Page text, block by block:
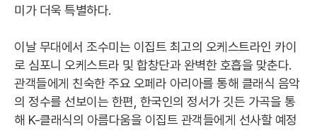
미가 더욱 특별하다.
이날 무대에서 조수미는 이집트 최고의 오케스트라인 카이
로 심포니 오케스트라 및 합창단과 완벽한 호흡을 맞춘다.
관객들에게 친숙한 주요 오페라 아리아를 통해 클래식 음악
의 정수를 선보이는 한편, 한국인의 정서가 깃든 가곡을 통
해 K-클래식의 아름다움을 이집트 관객들에게 선사할 예정